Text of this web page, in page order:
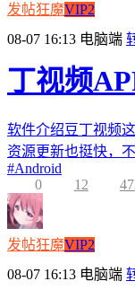
发帖狂魔VIP2
08-07 16:13 电脑端
丁视频
软件介绍豆丁视频
资源更新也挺快，
#Android
0
12
发帖狂魔VIP2
08-07 16:13 电脑端